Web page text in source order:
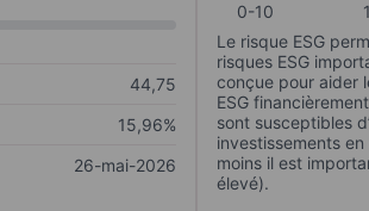
44,75
15,96%
26-mai-2026
0-10
Le risque ESG
risques ESG
conçue pour aider
ESG
sont susceptibles
investissements
moins il est
élevé).